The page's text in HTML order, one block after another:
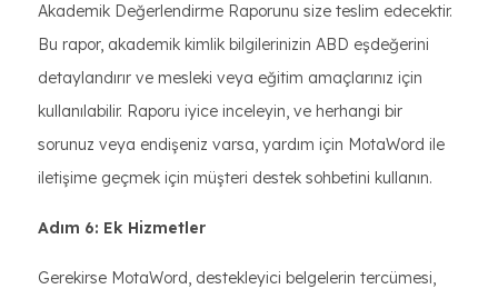
Akademik Değerlendirme Raporunu size teslim edecektir.
Bu rapor, akademik kimlik bilgilerinizin ABD eşdeğerini
detaylandırır ve mesleki veya eğitim amaçlarınız için
kullanılabilir. Raporu iyice inceleyin, ve herhangi bir
sorunuz veya endişeniz varsa, yardım için MotaWord ile
iletişime geçmek için müşteri destek sohbetini kullanın.
Adım 6: Ek Hizmetler
Gerekirse MotaWord, destekleyici belgelerin tercümesi,